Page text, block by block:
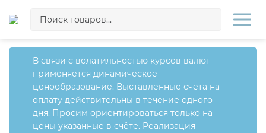
В связи с волатильностью курсов валют
применяется динамическое
ценообразование. Выставленные счета на
оплату действительны в течение одного
дня. Просим ориентироваться только на
цены указанные в счёте. Реализация